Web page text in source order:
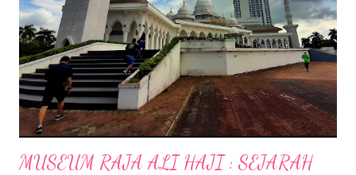
memerlukan dan meningkatkan sumbangan kepada sekuriti
makanan di Malaysia Pada pelancaran kempen ini, Giant juga
telah mengumumkan kerjasama baharunya dengan TLFP melalui
pemberian lori penghantaran Giant, bersama dengan 4,000 kg
makanan keperluan atau anggaran bersamaan d...
MUSEUM RAJA ALI HAJI : SEJARAH